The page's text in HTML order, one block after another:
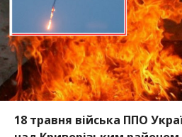
18 травня війська ППО